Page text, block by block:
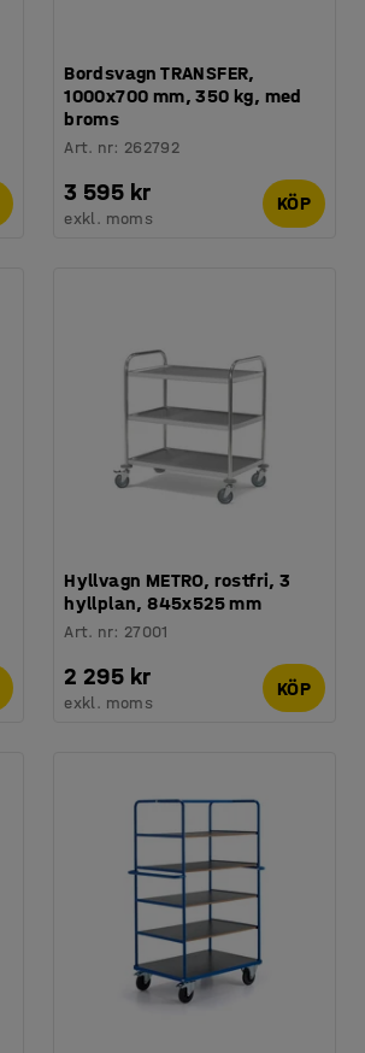
Bordsvagn TRANSFER,
1000x700 mm, 350 kg, med
broms
Art. nr: 262792
3 595 kr
exkl. moms
KÖP
Hyllvagn METRO, rostfri, 3
hyllplan, 845x525 mm
Art. nr: 27001
2 295 kr
exkl. moms
KÖP